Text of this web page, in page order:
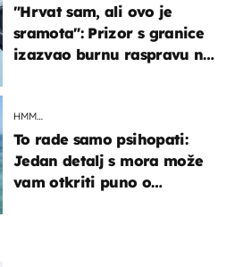
"Hrvat sam, ali ovo je
sramota": Prizor s granice
izazvao burnu raspravu na
HMM…
To rade samo psihopati:
Jedan detalj s mora može
vam otkriti puno o